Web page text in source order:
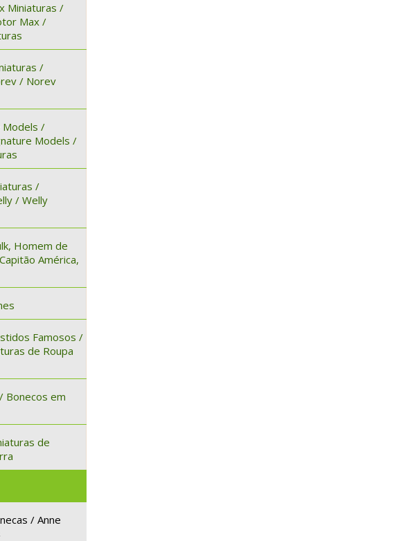
Miniaturas /
Max /
/
/ Norev
Models /
Models /
/
/ Welly
Homem de
América,
Famosos /
de Roupa
Bonecos em
de
/ Anne